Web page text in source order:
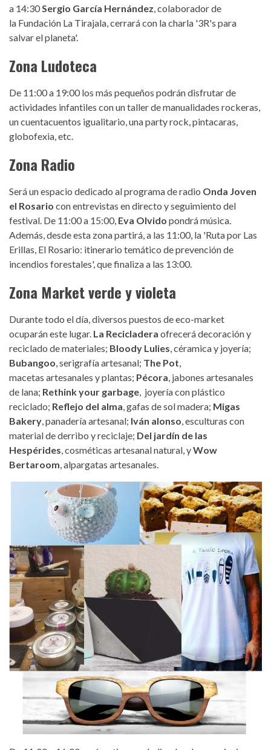
a 14:30Sergio García Hernández, colaborador de
la Fundación La Tirajala, cerrará con la charla '3R's para
salvar el planeta'.
Zona Ludoteca
De 11:00 a 19:00 los más pequeños podrán disfrutar de
actividades infantiles con un taller de manualidades rockeras,
un cuentacuentos igualitario, una party rock, pintacaras,
globofexia, etc.
Zona Radio
Será un espacio dedicado al programa de radio Onda Joven
el Rosario con entrevistas en directo y seguimiento del
festival. De 11:00 a 15:00, Eva Olvido pondrá música.
Además, desde esta zona partirá, a las 11:00, la 'Ruta por Las
Erillas, El Rosario: itinerario temático de prevención de
incendios forestales', que finaliza a las 13:00.
Zona Market verde y violeta
Durante todo el día, diversos puestos de eco-market
ocuparán este lugar. La Recicladera ofrecerá decoración y
reciclado de materiales; Bloody Lulies, céramica y joyería;
Bubangoo, serigrafía artesanal; The Pot,
macetas artesanales y plantas; Pécora, jabones artesanales
de lana; Rethink your garbage, joyería con plástico
reciclado; Reflejo del alma, gafas de sol madera; Migas
Bakery, panadería artesanal; Iván alonso, esculturas con
material de derribo y reciclaje; Del jardín de las
Hespérides, cosméticas artesanal natural, yWow
Bertaroom, alpargatas artesanales.
manta-rock-actividades.jpg